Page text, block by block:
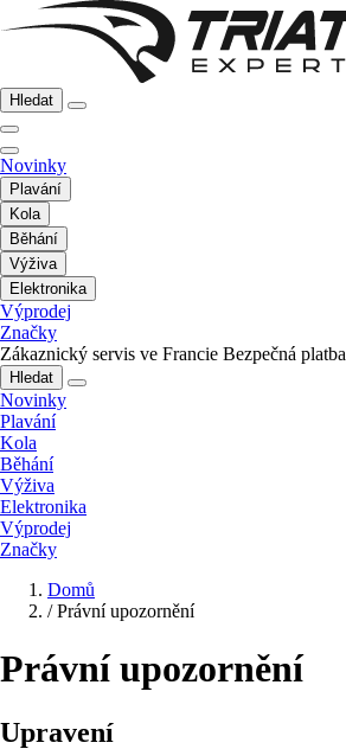
Hledat
Novinky
Plavání
Kola
Běhání
Výživa
Elektronika
Výprodej
Značky
Zákaznický servis ve Francie Bezpečná platba
Hledat
Novinky
Plavání
Kola
Běhání
Výživa
Elektronika
Výprodej
Značky
Domů
/ Právní upozornění
Právní upozornění
Upravení